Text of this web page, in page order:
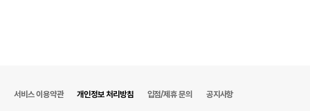
서비스 이용약관 개인정보 처리방침 입점/제휴 문의 공지사항